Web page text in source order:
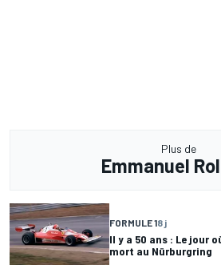
Plus de
Emmanuel
FORMULE 18 j
Il y a 50 ans : Le jour
mort au Nürburgring